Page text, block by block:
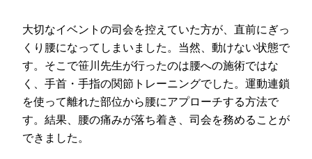
大切なイベントの司会を控えていた方が、直前にぎっ
くり腰になってしまいました。当然、動けない状態で
す。そこで笹川先生が行ったのは腰への施術ではな
く、手首・手指の関節トレーニングでした。運動連鎖
を使って離れた部位から腰にアプローチする方法で
す。結果、腰の痛みが落ち着き、司会を務めることが
できました。